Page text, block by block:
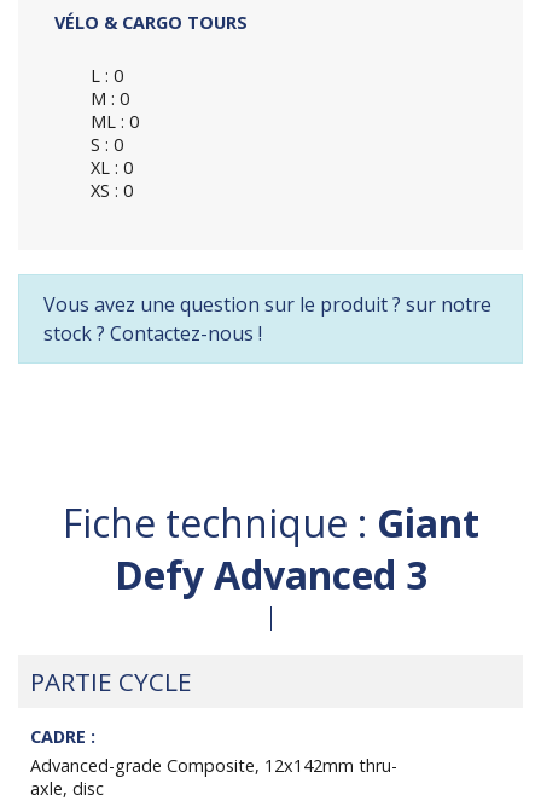
VÉLO & CARGO TOURS
L : 0
M : 0
ML : 0
S : 0
XL : 0
XS : 0
Vous avez une question sur le produit ? sur notre
stock ? Contactez-nous !
Fiche technique : Giant
Defy Advanced 3
PARTIE CYCLE
CADRE :
Advanced-grade Composite, 12x142mm thru-
axle, disc